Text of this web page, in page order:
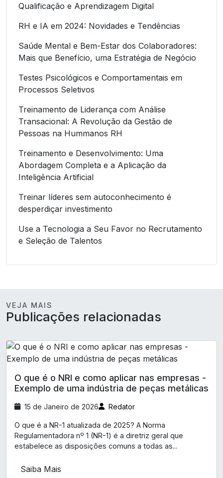
Qualificação e Aprendizagem Digital
RH e IA em 2024: Novidades e Tendências
Saúde Mental e Bem-Estar dos Colaboradores:
Mais que Benefício, uma Estratégia de Negócio
Testes Psicológicos e Comportamentais em
Processos Seletivos
Treinamento de Liderança com Análise
Transacional: A Revolução da Gestão de
Pessoas na Hummanos RH
Treinamento e Desenvolvimento: Uma
Abordagem Completa e a Aplicação da
Inteligência Artificial
Treinar líderes sem autoconhecimento é
desperdiçar investimento
Use a Tecnologia a Seu Favor no Recrutamento
e Seleção de Talentos
VEJA MAIS
Publicações relacionadas
O que é o NRI e como aplicar nas empresas -
Exemplo de uma indústria de peças metálicas
15 de Janeiro de 2026 Redator
O que é a NR-1 atualizada de 2025? A Norma
Regulamentadora nº 1 (NR-1) é a diretriz geral que
estabelece as disposições comuns a todas as...
Saiba Mais